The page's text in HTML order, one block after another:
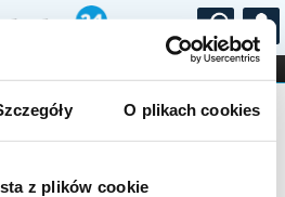
O plikach cookies
z plików cookie
...
I BALET
STAND-UP
zakończona,